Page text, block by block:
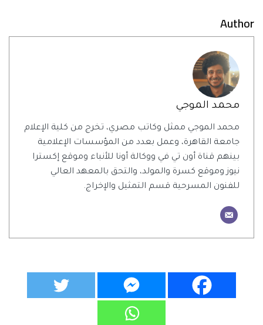
Author
محمد الموجي
محمد الموجي ممثل وكاتب مصري، تخرج من كلية الإعلام
جامعة القاهرة، وعمل بعدد من المؤسسات الإعلامية
بينهم قناة أون تي في ووكالة أونا للأنباء وموقع إكسترا
نيوز وموقع كسرة والمولد، والتحق بالمعهد العالي
للفنون المسرحية قسم التمثيل والإخراج.